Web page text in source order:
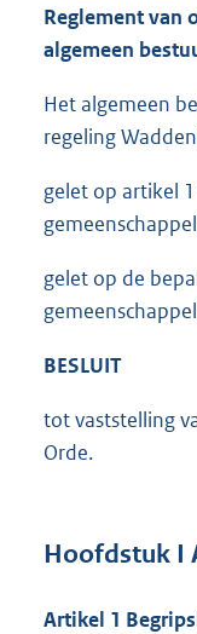
Reglement van
algemeen
Het algemeen
regeling
gelet op artikel
gelet op de
BESLUIT
tot vaststelling
Orde.
Hoofdstuk I
Artikel 1